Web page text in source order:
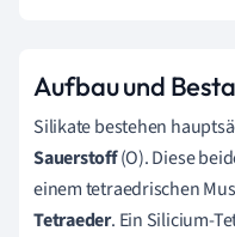
Aufbau und
Silikate bestehen
Sauerstoff(O). Diese
einem tetraedrischen
Tetraeder. Ein Silicium-